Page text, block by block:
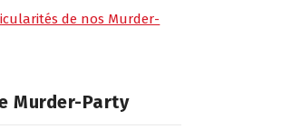
de nos Murder-
Murder-Party